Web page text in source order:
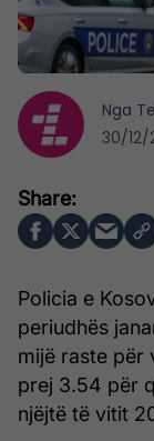
Policia e
periudhës
mijë raste për
prej 3.54 për
njëjtë të vitit
Nga
30/12/